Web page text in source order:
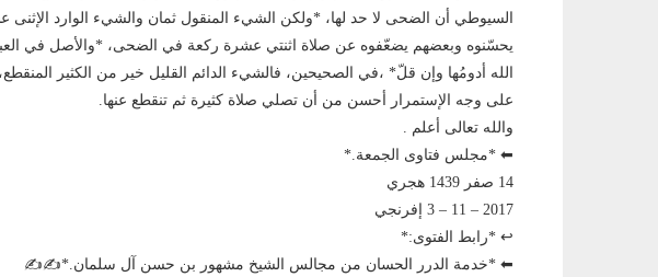
السيوطي أن الضحى لا حد لها، *ولكن الشيء المنقول ثمان والشيء الوارد
يحسّنوه وبعضهم يضعّفوه عن صلاة اثنتي عشرة ركعة في الضحى، *والأصل في
الله أدومُها وإن قلّ* ،في الصحيحين، فالشيء الدائم القليل خير من الكثير
على وجه الإستمرار أحسن من أن تصلي صلاة كثيرة ثم تنقطع عنها.
والله تعالى أعلم .
⬅ *مجلس فتاوى الجمعة.*
14 صفر 1439 هجري
2017 – 11 – 3 إفرنجي
↩ *رابط الفتوى:*
⬅ *خدمة الدرر الحسان من مجالس الشيخ مشهور بن حسن آل سلمان.*✍✍